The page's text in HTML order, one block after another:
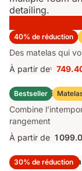
40% de réduction
Matelas Emma
Des matelas qui
À partir de1
Prix
Bestseller
Lit Coffre Emma
Combine
rangement
À partir de 1
30% de réduction
Surmatelas